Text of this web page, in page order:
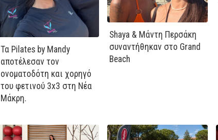
Τα Pilates by Mandy
αποτέλεσαν τον
ονοματοδότη και χορηγό
του φετινού 3x3 στη Νέα
Μάκρη.
Shaya & Μάντη Περσάκη
συναντήθηκαν στο Grand
Beach